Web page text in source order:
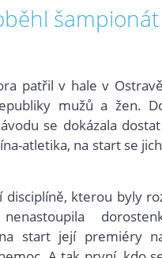
patřil v hale v
mužů a žen.
se dokázala
atletika, na start se
kterou byly
start její premiéry